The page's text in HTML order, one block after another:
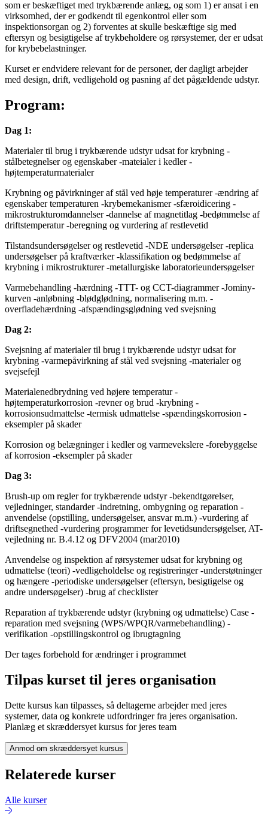
som er beskæftiget med trykbærende anlæg, og som 1) er ansat i en
virksomhed, der er godkendt til egenkontrol eller som
inspektionsorgan og 2) forventes at skulle beskæftige sig med
eftersyn og besigtigelse af trykbeholdere og rørsystemer, der er udsat
for krybebelastninger.
Kurset er endvidere relevant for de personer, der dagligt arbejder
med design, drift, vedligehold og pasning af det pågældende udstyr.
Program:
Dag 1:
Materialer til brug i trykbærende udstyr udsat for krybning -
stålbetegnelser og egenskaber -mateialer i kedler -
højtemperaturmaterialer
Krybning og påvirkninger af stål ved høje temperaturer -ændring af
egenskaber temperaturen -krybemekanismer -sfæroidicering -
mikrostrukturomdannelser -dannelse af magnetitlag -bedømmelse af
driftstemperatur -beregning og vurdering af restlevetid
Tilstandsundersøgelser og restlevetid -NDE undersøgelser -replica
undersøgelser på kraftværker -klassifikation og bedømmelse af
krybning i mikrostrukturer -metallurgiske laboratorieundersøgelser
Varmebehandling -hærdning -TTT- og CCT-diagrammer -Jominy-
kurven -anløbning -blødglødning, normalisering m.m. -
overfladehærdning -afspændingsglødning ved svejsning
Dag 2:
Svejsning af materialer til brug i trykbærende udstyr udsat for
krybning -varmepåvirkning af stål ved svejsning -materialer og
svejsefejl
Materialenedbrydning ved højere temperatur -
højtemperaturkorrosion -revner og brud -krybning -
korrosionsudmattelse -termisk udmattelse -spændingskorrosion -
eksempler på skader
Korrosion og belægninger i kedler og varmevekslere -forebyggelse
af korrosion -eksempler på skader
Dag 3:
Brush-up om regler for trykbærende udstyr -bekendtgørelser,
vejledninger, standarder -indretning, ombygning og reparation -
anvendelse (opstilling, undersøgelser, ansvar m.m.) -vurdering af
driftsegnethed -vurdering programmer for levetidsundersøgelser, AT-
vejledning nr. B.4.12 og DFV2004 (mar2010)
Anvendelse og inspektion af rørsystemer udsat for krybning og
udmattelse (teori) -vedligeholdelse og registreringer -understøtninger
og hængere -periodiske undersøgelser (eftersyn, besigtigelse og
andre undersøgelser) -brug af checklister
Reparation af trykbærende udstyr (krybning og udmattelse) Case -
reparation med svejsning (WPS/WPQR/varmebehandling) -
verifikation -opstillingskontrol og ibrugtagning
Der tages forbehold for ændringer i programmet
Tilpas kurset til jeres organisation
Dette kursus kan tilpasses, så deltagerne arbejder med jeres
systemer, data og konkrete udfordringer fra jeres organisation.
Planlæg et skræddersyet kursus for jeres team
Anmod om skræddersyet kursus
Relaterede kurser
Alle kurser